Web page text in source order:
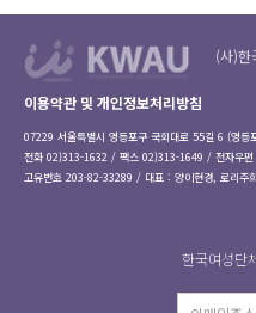
(사)한
이용약관 및 개인정보처리방침
07229 서울특별시 영등포구 국회대로 55길 6 (영
전화 02)313-1632 / 팩스 02)313-1649 / 전자우편
고유번호 203-82-33289 / 대표 : 양이현경, 로리주
한국여성단